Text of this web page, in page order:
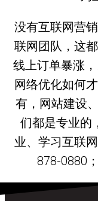
没有互联网营
联网团队，这
线上订单暴涨
网络优化如何
有，网站建设
们都是专业的
业、学习互联
878-0880